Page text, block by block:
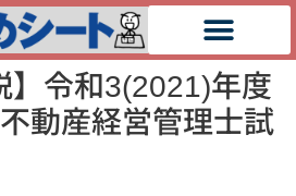
】令和3(2021)年度
動産経営管理士試